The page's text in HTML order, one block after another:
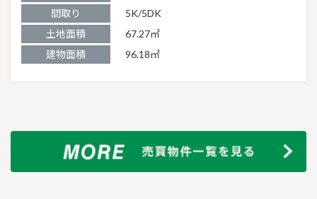
間取り
5K/5DK
土地面積
67.27㎡
建物面積
96.18㎡